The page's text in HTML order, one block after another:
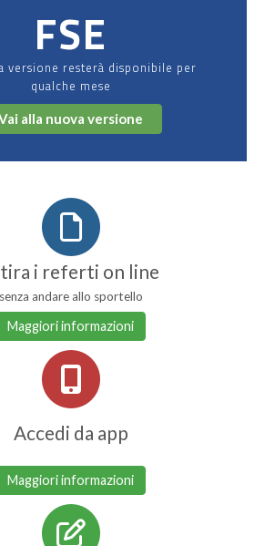
FSE
versione resterà disponibile per
qualche mese
alla nuova versione
i referti on line
senza andare allo sportello
Maggiori informazioni
Accedi da app
Maggiori informazioni